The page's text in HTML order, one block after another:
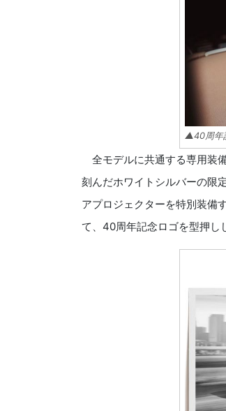
▲40周年
全モデルに共通する専用装
刻んだホワイトシルバーの限
アプロジェクターを特別装備
て、40周年記念ロゴを型押し